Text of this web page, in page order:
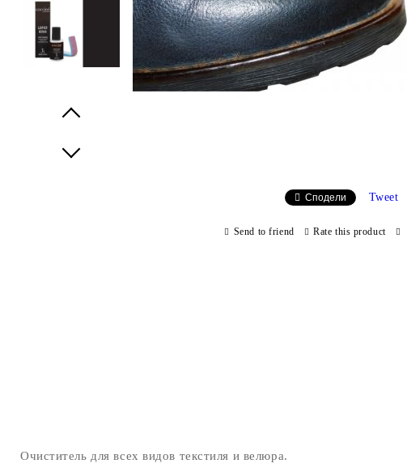
Сподели Tweet
Send to friend Rate this product
Очиститель для всех видов текстиля и велюра.